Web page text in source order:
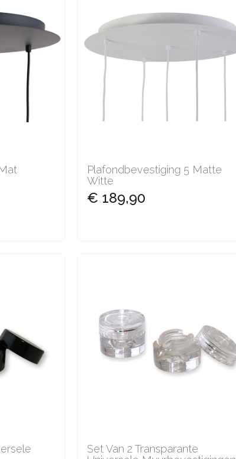
Plafondbevestiging 5 Matte
Witte
€ 189,90
Set Van 2 Transparante